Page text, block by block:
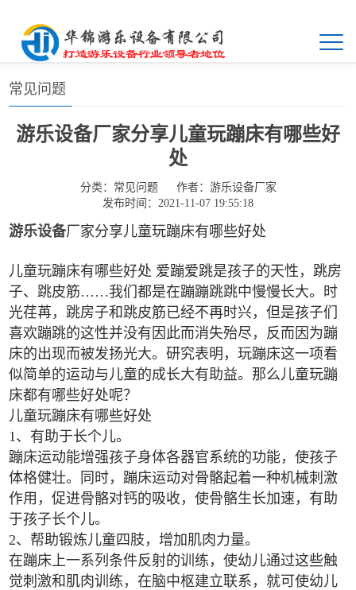
首页>>常见问题
常见问题
游乐设备厂家分享儿童玩蹦床有哪些好
处
分类： 常见问题 作者： 游乐设备厂家
发布时间：2021-11-07 19:55:18
游乐设备厂家分享儿童玩蹦床有哪些好处
儿童玩蹦床有哪些好处 爱蹦爱跳是孩子的天性，跳房
子、跳皮筋……我们都是在蹦蹦跳跳中慢慢长大。时
光荏苒，跳房子和跳皮筋已经不再时兴，但是孩子们
喜欢蹦跳的这性并没有因此而消失殆尽，反而因为蹦
床的出现而被发扬光大。研究表明，玩蹦床这一项看
似简单的运动与儿童的成长大有助益。那么儿童玩蹦
床都有哪些好处呢？
儿童玩蹦床有哪些好处
1、有助于长个儿。
蹦床运动能增强孩子身体各器官系统的功能，使孩子
体格健壮。同时，蹦床运动对骨骼起着一种机械刺激
作用，促进骨骼对钙的吸收，使骨骼生长加速，有助
于孩子长个儿。
2、帮助锻炼儿童四肢，增加肌肉力量。
在蹦床上一系列条件反射的训练，使幼儿通过这些触
觉刺激和肌肉训练，在脑中枢建立联系，就可使幼儿